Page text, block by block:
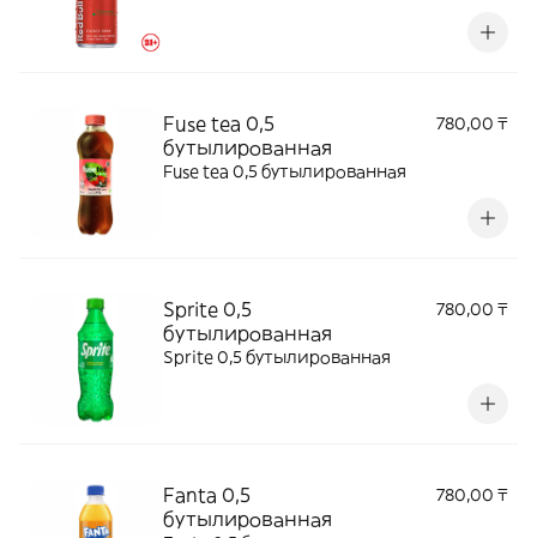
Fuse tea 0,5
бутылированная
780,00 ₸
Fuse tea 0,5 бутылированная
Sprite 0,5
бутылированная
780,00 ₸
Sprite 0,5 бутылированная
Fanta 0,5
бутылированная
780,00 ₸